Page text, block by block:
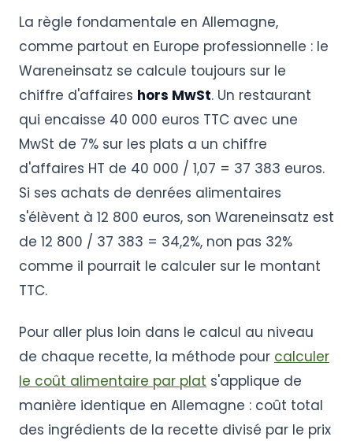
La règle fondamentale en Allemagne,
comme partout en Europe professionnelle : le
Wareneinsatz se calcule toujours sur le
chiffre d'affaires hors MwSt. Un restaurant
qui encaisse 40 000 euros TTC avec une
MwSt de 7% sur les plats a un chiffre
d'affaires HT de 40 000 / 1,07 = 37 383 euros.
Si ses achats de denrées alimentaires
s'élèvent à 12 800 euros, son Wareneinsatz est
de 12 800 / 37 383 = 34,2%, non pas 32%
comme il pourrait le calculer sur le montant
TTC.
Pour aller plus loin dans le calcul au niveau
de chaque recette, la méthode pour calculer
le coût alimentaire par plat s'applique de
manière identique en Allemagne : coût total
des ingrédients de la recette divisé par le prix